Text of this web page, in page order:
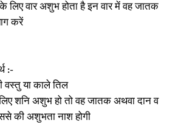
के लिए वार अशुभ होता है इन वार में वह जातक
करें
:-
या काले तिल
शनि अशुभ हो तो वह जातक अथवा दान व
की अशुभता नाश होगी